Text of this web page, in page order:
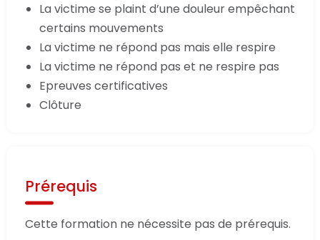
La victime se plaint d’une douleur empêchant
certains mouvements
La victime ne répond pas mais elle respire
La victime ne répond pas et ne respire pas
Epreuves certificatives
Clôture
Prérequis
Cette formation ne nécessite pas de prérequis.